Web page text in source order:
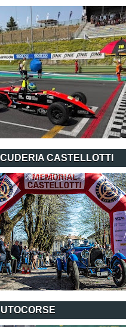
CASTELLOTTI